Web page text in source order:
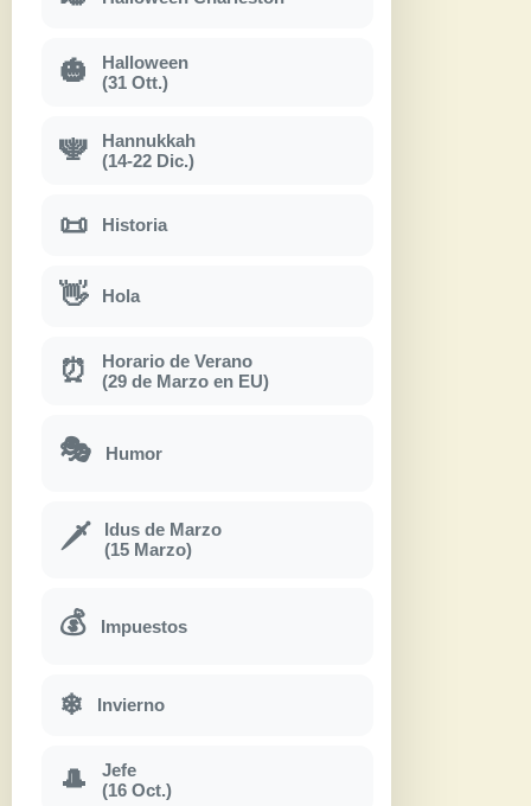
🎃
Halloween
(31 Ott.)
🕎
Hannukkah
(14-22 Dic.)
📜 Historia
👋 Hola
⏰
Horario de Verano
(29 de Marzo en EU)
🎭 Humor
🗡
Idus de Marzo
(15 Marzo)
💰 Impuestos
❄ Invierno
🎩
Jefe
(16 Oct.)